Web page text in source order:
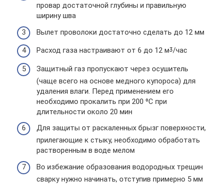
провар достаточной глубины и правильную
ширину шва
Вылет проволоки достаточно сделать до 12 мм
Расход газа настраивают от 6 до 12 мᶾ/час
Защитный газ пропускают через осушитель
(чаще всего на основе медного купороса) для
удаления влаги. Перед применением его
необходимо прокалить при 200 ⁰С при
длительности около 20 мин
Для защиты от раскаленных брызг поверхности,
прилегающие к стыку, необходимо обработать
растворенным в воде мелом
Во избежание образования водородных трещин
сварку нужно начинать, отступив примерно 5 мм